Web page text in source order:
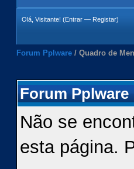
Olá, Visitante! (Entrar — Registar)
Forum Pplware / Quadro de
Forum Pplware
Não se
esta página.